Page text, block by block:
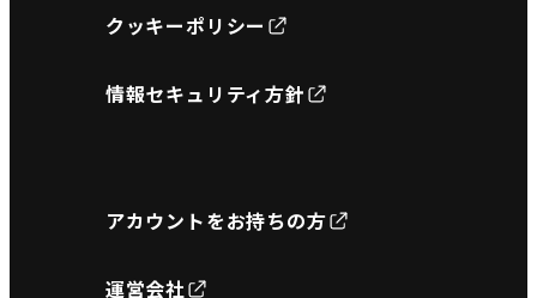
クッキーポリシー
情報セキュリティ方針
アカウントをお持ちの方
運営会社